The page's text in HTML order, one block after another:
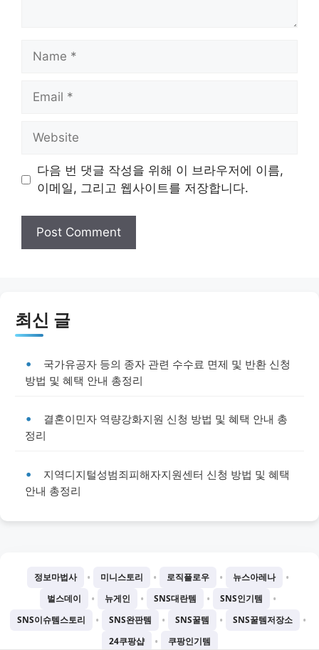
Name
Email
Website
다음 번 댓글 작성을 위해 이 브라우저에 이름,
이메일, 그리고 웹사이트를 저장합니다.
최신 글
국가유공자 등의 종자 관련 수수료 면제 및 반환 신청
방법 및 혜택 안내 총정리
결혼이민자 역량강화지원 신청 방법 및 혜택 안내 총
정리
지역디지털성범죄피해자지원센터 신청 방법 및 혜택
안내 총정리
정보마법사 • 미니스토리 • 로직플로우 • 뉴스아레나 •
벌스데이 • 뉴게인 • SNS대란템 • SNS인기템 •
SNS이슈템스토리 • SNS완판템 • SNS꿀템 • SNS꿀템저장소 •
24쿠팡샵 • 쿠팡인기템